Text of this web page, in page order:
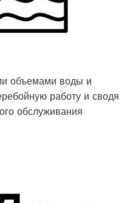
объемами воды и
работу и сводя
обслуживания